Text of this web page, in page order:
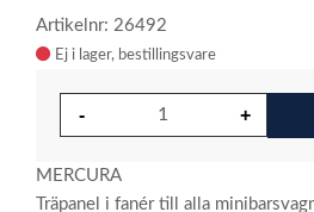
Artikelnr: 26492
Ej i lager
MERCURA
Träpanel i fanér till alla